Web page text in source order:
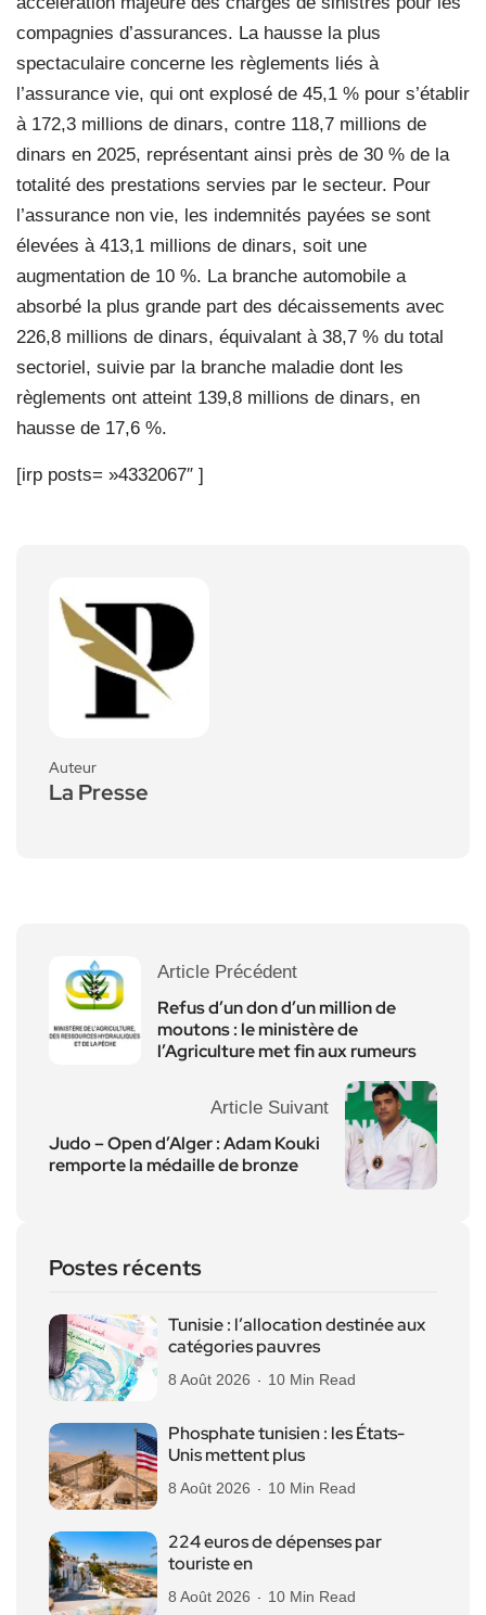
compagnies d’assurances. La hausse la plus
spectaculaire concerne les règlements liés à
l’assurance vie, qui ont explosé de 45,1 % pour s’établir
à 172,3 millions de dinars, contre 118,7 millions de
dinars en 2025, représentant ainsi près de 30 % de la
totalité des prestations servies par le secteur. Pour
l’assurance non vie, les indemnités payées se sont
élevées à 413,1 millions de dinars, soit une
augmentation de 10 %. La branche automobile a
absorbé la plus grande part des décaissements avec
226,8 millions de dinars, équivalant à 38,7 % du total
sectoriel, suivie par la branche maladie dont les
règlements ont atteint 139,8 millions de dinars, en
hausse de 17,6 %.
[irp posts= »4332067″ ]
Auteur
La Presse
Article Précédent
Refus d’un don d’un million de
moutons : le ministère de
l’Agriculture met fin aux rumeurs
Article Suivant
Judo – Open d’Alger : Adam Kouki
remporte la médaille de bronze
Postes récents
Tunisie : l’allocation destinée aux
catégories pauvres
8 Août 2026 10 Min Read
Phosphate tunisien : les États-
Unis mettent plus
8 Août 2026 10 Min Read
224 euros de dépenses par
touriste en
8 Août 2026 10 Min Read